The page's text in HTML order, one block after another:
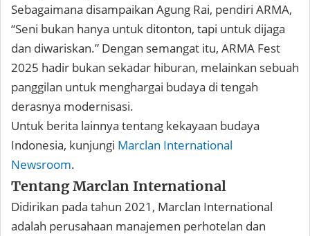
Sebagaimana disampaikan Agung Rai, pendiri ARMA,
“Seni bukan hanya untuk ditonton, tapi untuk dijaga
dan diwariskan.” Dengan semangat itu, ARMA Fest
2025 hadir bukan sekadar hiburan, melainkan sebuah
panggilan untuk menghargai budaya di tengah
derasnya modernisasi.
Untuk berita lainnya tentang kekayaan budaya
Indonesia, kunjungi Marclan International
Newsroom.
Tentang Marclan International
Didirikan pada tahun 2021, Marclan International
adalah perusahaan manajemen perhotelan dan